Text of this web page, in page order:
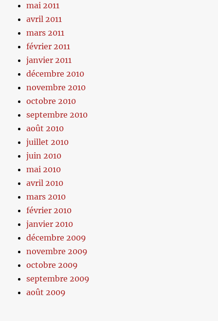
mai 2011
avril 2011
mars 2011
février 2011
janvier 2011
décembre 2010
novembre 2010
octobre 2010
septembre 2010
août 2010
juillet 2010
juin 2010
mai 2010
avril 2010
mars 2010
février 2010
janvier 2010
décembre 2009
novembre 2009
octobre 2009
septembre 2009
août 2009